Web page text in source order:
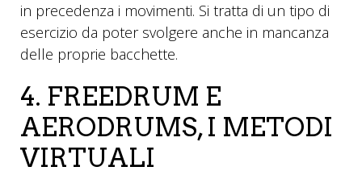
in precedenza i movimenti. Si tratta di un tipo di
esercizio da poter svolgere anche in mancanza
delle proprie bacchette.
4. FREEDRUM E
AERODRUMS, I METODI
VIRTUALI